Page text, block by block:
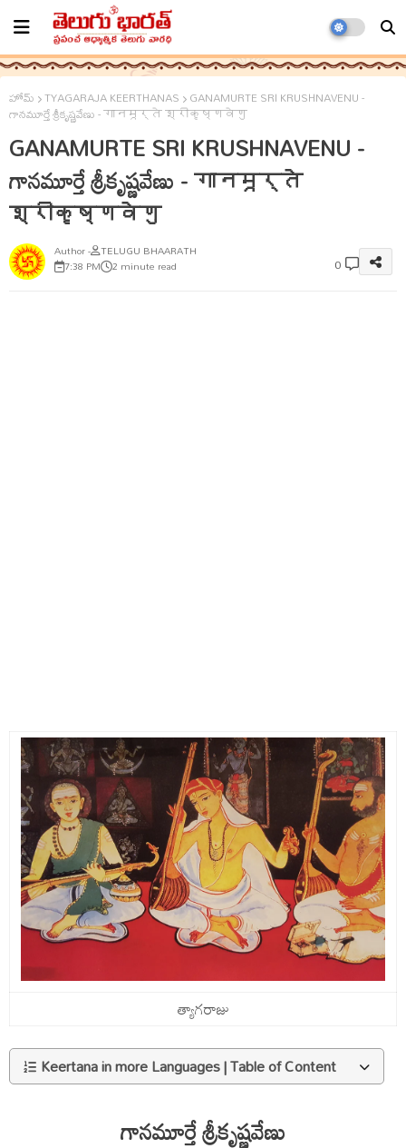
హోమ్ TYAGARAJA KEERTHANAS GANAMURTE SRI KRUSHNAVENU -
గానమూర్తే శ్రీకృష్ణవేణు - गानमूर्ते श्रीकृष्णवेणु
GANAMURTE SRI KRUSHNAVENU -
గానమూర్తే శ్రీకృష్ణవేణు - गानमूर्ते
श्रीकृष्णवेणु
TELUGU BHAARATH
7:38 PM 2 minute read 0
త్యాగరాజు
Keertana in more Languages | Table of Content
గానమూర్తే శ్రీకృష్ణవేణు